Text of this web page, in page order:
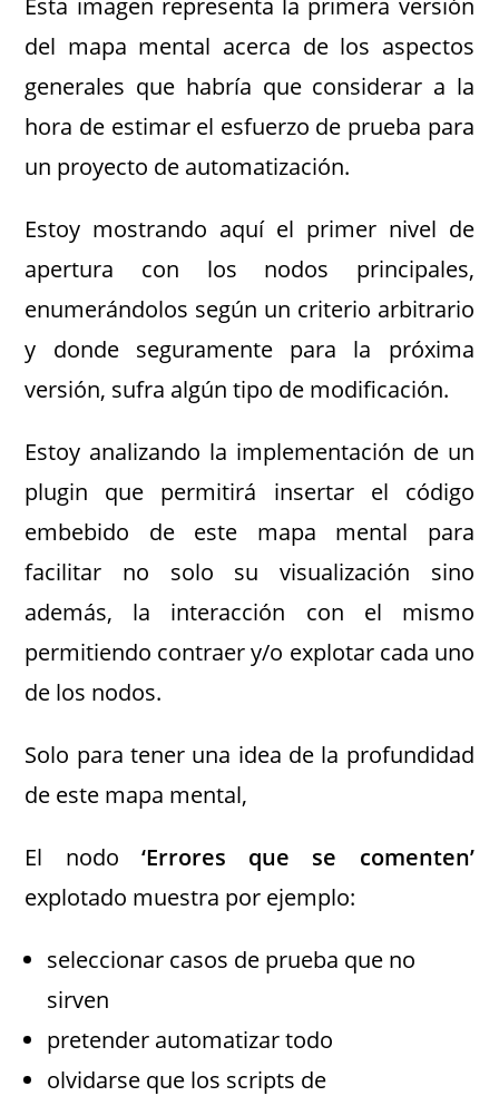
Esta imagen representa la primera versión
del mapa mental acerca de los aspectos
generales que habría que considerar a la
hora de estimar el esfuerzo de prueba para
un proyecto de automatización.
Estoy mostrando aquí el primer nivel de
apertura con los nodos principales,
enumerándolos según un criterio arbitrario
y donde seguramente para la próxima
versión, sufra algún tipo de modificación.
Estoy analizando la implementación de un
plugin que permitirá insertar el código
embebido de este mapa mental para
facilitar no solo su visualización sino
además, la interacción con el mismo
permitiendo contraer y/o explotar cada uno
de los nodos.
Solo para tener una idea de la profundidad
de este mapa mental,
El nodo ‘Errores que se comenten’
explotado muestra por ejemplo:
seleccionar casos de prueba que no
sirven
pretender automatizar todo
olvidarse que los scripts de